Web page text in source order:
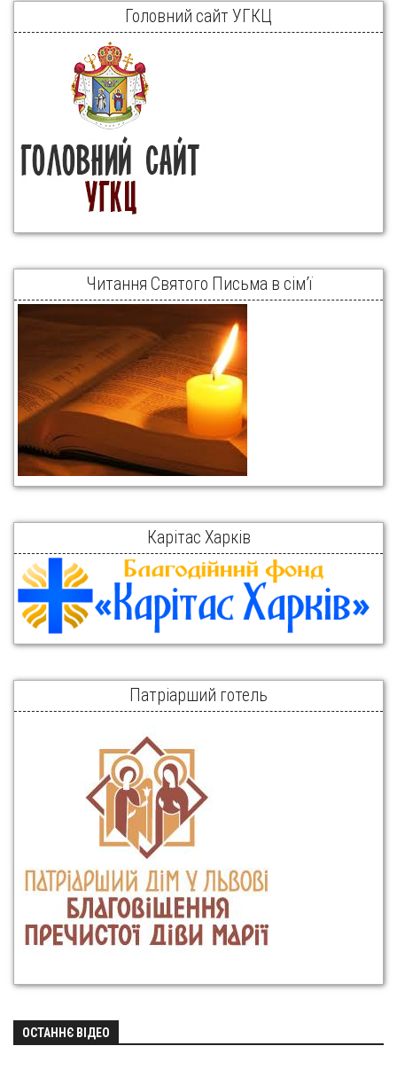
Головний сайт УГКЦ
Читання Святого Письма в сім’ї
Карітас Харків
Патріарший готель
ОСТАННЄ ВІДЕО